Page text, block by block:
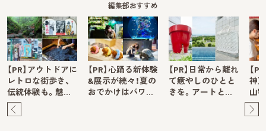
編集部おすすめ
【PR】アウトドアに
レトロな街歩き、
伝統体験も。魅…
【PR】心踊る新体験
&展示が続々！夏の
おでかけはパワ…
【PR】日常から離れ
て癒やしのひとと
きを。アートと…
【
神
山